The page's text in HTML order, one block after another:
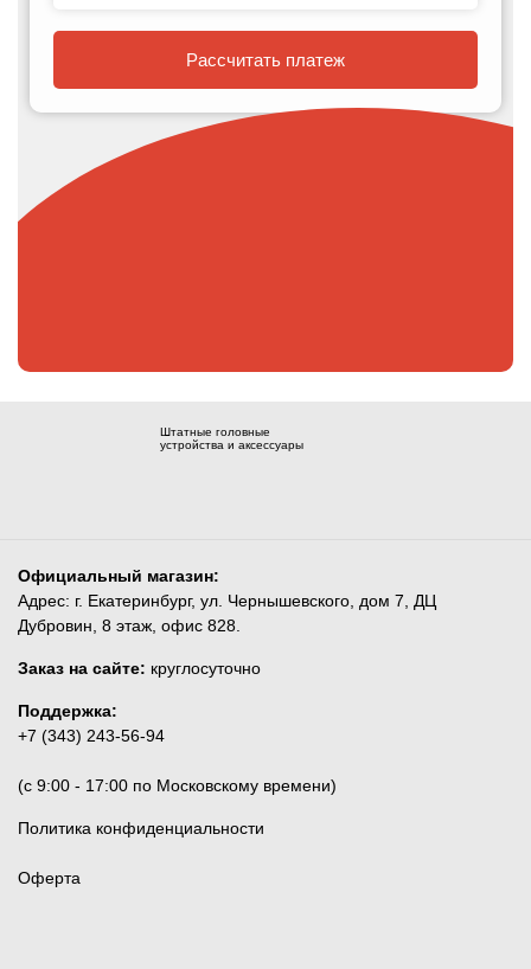
Рассчитать платеж
Штатные головные
устройства и аксессуары
Официальный магазин:
Адрес: г. Екатеринбург, ул. Чернышевского, дом 7, ДЦ
Дубровин, 8 этаж, офис 828.
Заказ на сайте: круглосуточно
Поддержка:
+7 (343) 243-56-94
(c 9:00 - 17:00 по Московскому времени)
Политика конфиденциальности
Оферта